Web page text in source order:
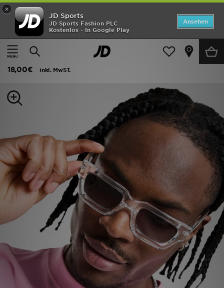
×
JD Sports
JD Sports Fashion PLC
Kostenlos - In Google Play
Ansehen
Home
Frauen Frauen Accessoires Sonnenbrillen
Supply & Demand Kevin Sunglasses
18,00€
inkl. MwST.
ANGEBOTE
Neuheiten
Kinder
Marken
Fußball
Lade die APP
Filialfinder
Mein JD